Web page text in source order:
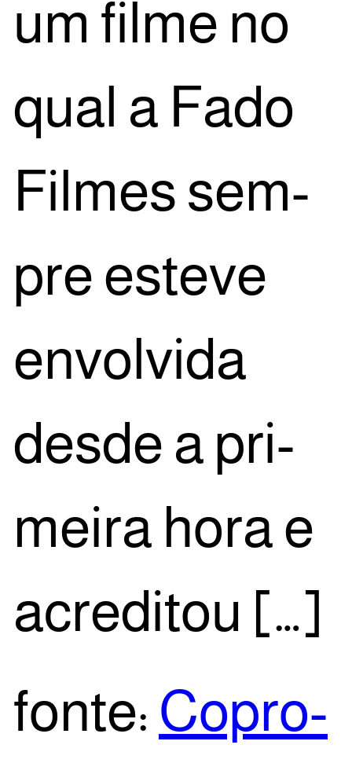
um fil­me no
qual a Fado
Fil­mes sem­
pre este­ve
envol­vi­da
des­de a pri­
mei­ra hora e
acreditou […]
fon­te: Copro­